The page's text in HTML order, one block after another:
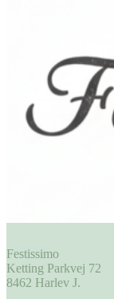
Festissimo
Ketting Parkvej 72
8462 Harlev J.